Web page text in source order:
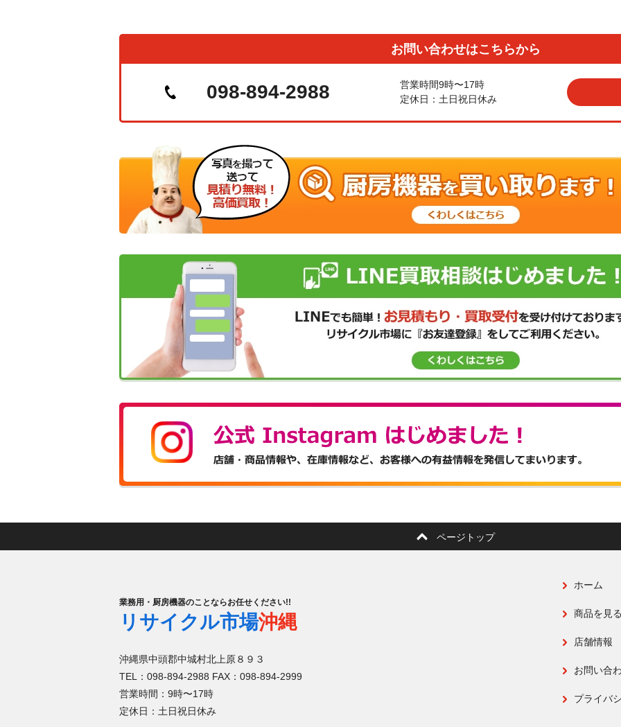
お問い合わせはこちらから
098-894-2988
営業時間9時〜17時
定休日：土日祝日休み
ページトップ
業務用・厨房機器のことならお任せください!!
リサイクル市場沖縄
沖縄県中頭郡中城村北上原８９３
TEL：098-894-2988 FAX：098-894-2999
営業時間：9時〜17時
定休日：土日祝日休み
ホーム
商品を見る
店舗情報
お問い合
プライバ